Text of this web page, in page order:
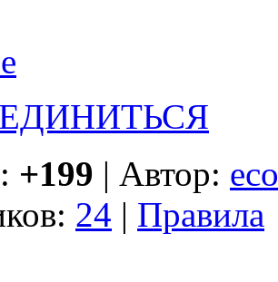
+199 | Автор:
24 | Правила